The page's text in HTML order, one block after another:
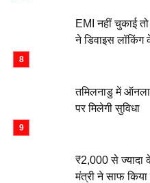
EMI नहीं चुकाई
ने डिवाइस लॉकिंग
तमिलनाडु में
पर मिलेगी सुविधा
₹2,000 से ज्यादा
मंत्री ने साफ किया